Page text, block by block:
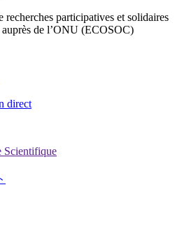
recherches participatives et solidaires
de l’ONU (ECOSOC)
direct
Scientifique